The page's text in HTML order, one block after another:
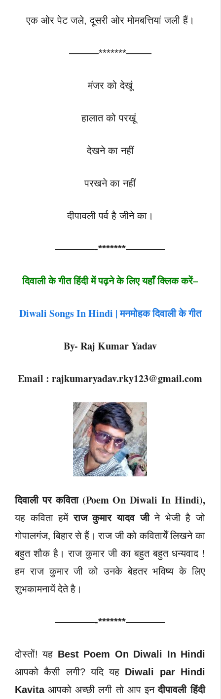
एक ओर पेट जले, दूसरी ओर मोमबत्तियां जली हैं।
———*******——–
मंजर को देखूं
हालात को परखूं ‌
देखने का नहीं
परखने का नहीं
दीपावली पर्व है जीने का।
————-*******————
दिवाली के गीत हिंदी में पढ़ने के लिए यहाँ क्लिक करें–
Diwali Songs In Hindi | मनमोहक दिवाली के गीत
By- Raj Kumar Yadav
Email : rajkumaryadav.rky123@gmail.com
दिवाली पर कविता (Poem On Diwali In Hindi),
यह कविता हमेंराज कुमार यादव जीने भेजी है जो
गोपालगंज, बिहार से हैं। राज जी को कवितायेँ लिखने का
बहुत शौक है। राज कुमार जी का बहुत बहुत धन्यवाद !
हम राज कुमार जी को उनके बेहतर भविष्य के लिए
शुभकामनायें देते है।
————-*******————
दोस्तों! यह Best Poem On Diwali In Hindi
आपको कैसी लगी? यदि यह Diwali par Hindi
Kavitaआपको अच्छी लगी तो आप इनदीपावली हिंदी